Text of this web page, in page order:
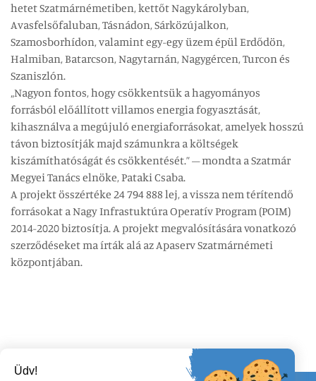
hetet Szatmárnémetiben, kettőt Nagykárolyban,
Avasfelsőfaluban, Tásnádon, Sárközújalkon,
Szamosborhídon, valamint egy-egy üzem épül Erdődön,
Halmiban, Batarcson, Nagytarnán, Nagygércen, Turcon és
Szaniszlón.
„Nagyon fontos, hogy csökkentsük a hagyományos
forrásból előállított villamos energia fogyasztását,
kihasználva a megújuló energiaforrásokat, amelyek hosszú
távon biztosítják majd számunkra a költségek
kiszámíthatóságát és csökkentését.” – mondta a Szatmár
Megyei Tanács elnöke, Pataki Csaba.
A projekt összértéke 24 794 888 lej, a vissza nem térítendő
forrásokat a Nagy Infrastuktúra Operatív Program (POIM)
2014-2020 biztosítja. A projekt megvalósítására vonatkozó
szerződéseket ma írták alá az Apaserv Szatmárnémeti
központjában.
Üdv!